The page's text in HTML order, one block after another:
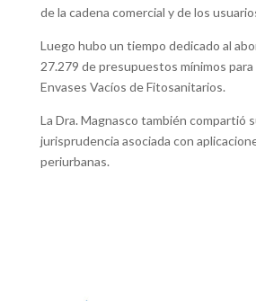
de la cadena comercial y de los
Luego hubo un tiempo dedicado al
27.279 de presupuestos mínimos
Envases Vacíos de Fitosanitarios.
La Dra. Magnasco también compartió
jurisprudencia asociada con
periurbanas.